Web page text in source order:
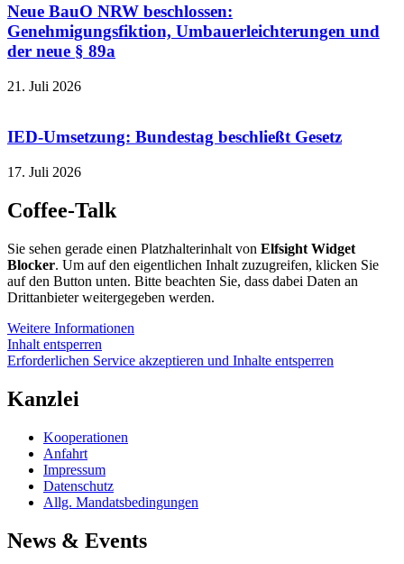
Neue BauO NRW beschlossen:
Genehmigungsfiktion, Umbauerleichterungen und
der neue § 89a
21. Juli 2026
IED-Umsetzung: Bundestag beschließt Gesetz
17. Juli 2026
Coffee-Talk
Sie sehen gerade einen Platzhalterinhalt von Elfsight Widget
Blocker. Um auf den eigentlichen Inhalt zuzugreifen, klicken Sie
auf den Button unten. Bitte beachten Sie, dass dabei Daten an
Drittanbieter weitergegeben werden.
Weitere Informationen
Inhalt entsperren
Erforderlichen Service akzeptieren und Inhalte entsperren
Kanzlei
Kooperationen
Anfahrt
Impressum
Datenschutz
Allg. Mandatsbedingungen
News & Events